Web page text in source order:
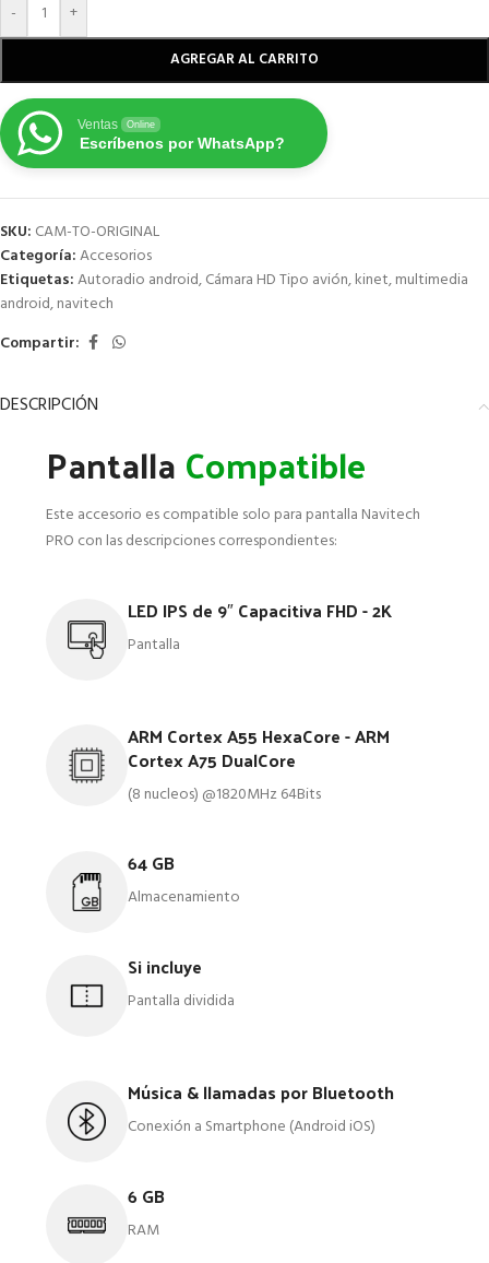
- +
AGREGAR AL CARRITO
Ventas Online
Escríbenos por WhatsApp?
SKU: CAM-TO-ORIGINAL
Categoría:Accesorios
Etiquetas:Autoradio android,Cámara HD Tipo avión,kinet,multimedia
android,navitech
Compartir:
DESCRIPCIÓN
PantallaCompatible
Este accesorio es compatible solo para pantalla Navitech
PRO con las descripciones correspondientes:
LED IPS de 9″ Capacitiva FHD - 2K
Pantalla
ARM Cortex A55 HexaCore - ARM
Cortex A75 DualCore
(8 nucleos) @1820MHz 64Bits
64 GB
Almacenamiento
Si incluye
Pantalla dividida
Música & llamadas por Bluetooth
Conexión a Smartphone (Android iOS)
6 GB
RAM